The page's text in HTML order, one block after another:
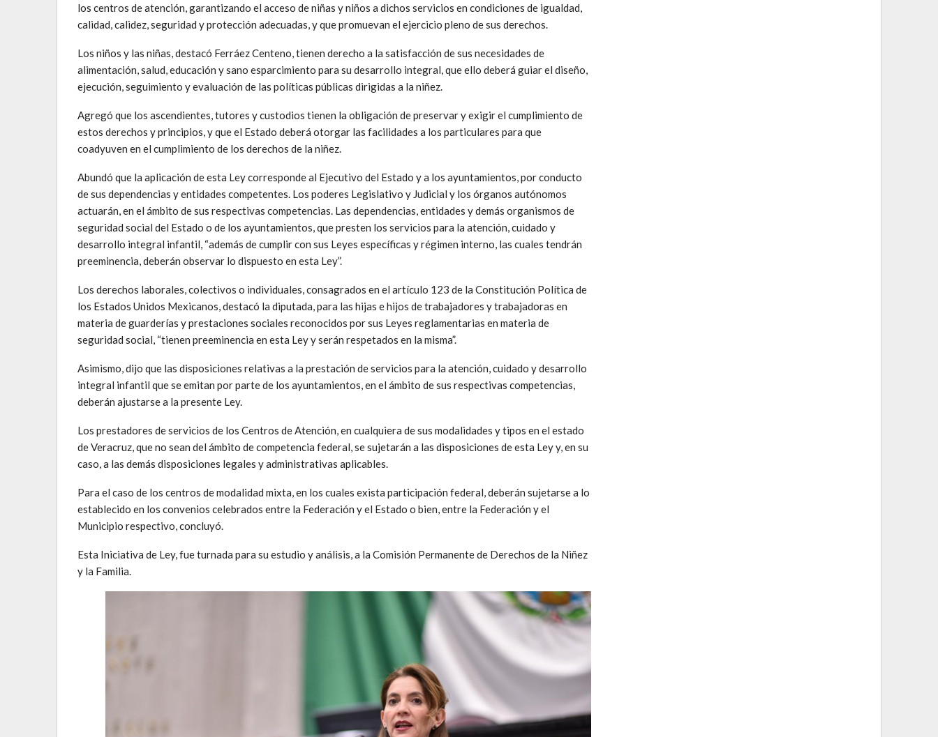
los centros de atención, garantizando el acceso de niñas y niños a dichos servicios en condiciones de igualdad,
calidad, calidez, seguridad y protección adecuadas, y que promuevan el ejercicio pleno de sus derechos.
Los niños y las niñas, destacó Ferráez Centeno, tienen derecho a la satisfacción de sus necesidades de
alimentación, salud, educación y sano esparcimiento para su desarrollo integral, que ello deberá guiar el diseño,
ejecución, seguimiento y evaluación de las políticas públicas dirigidas a la niñez.
Agregó que los ascendientes, tutores y custodios tienen la obligación de preservar y exigir el cumplimiento de
estos derechos y principios, y que el Estado deberá otorgar las facilidades a los particulares para que
coadyuven en el cumplimiento de los derechos de la niñez.
Abundó que la aplicación de esta Ley corresponde al Ejecutivo del Estado y a los ayuntamientos, por conducto
de sus dependencias y entidades competentes. Los poderes Legislativo y Judicial y los órganos autónomos
actuarán, en el ámbito de sus respectivas competencias. Las dependencias, entidades y demás organismos de
seguridad social del Estado o de los ayuntamientos, que presten los servicios para la atención, cuidado y
desarrollo integral infantil, “además de cumplir con sus Leyes específicas y régimen interno, las cuales tendrán
preeminencia, deberán observar lo dispuesto en esta Ley”.
Los derechos laborales, colectivos o individuales, consagrados en el artículo 123 de la Constitución Política de
los Estados Unidos Mexicanos, destacó la diputada, para las hijas e hijos de trabajadores y trabajadoras en
materia de guarderías y prestaciones sociales reconocidos por sus Leyes reglamentarias en materia de
seguridad social, “tienen preeminencia en esta Ley y serán respetados en la misma”.
Asimismo, dijo que las disposiciones relativas a la prestación de servicios para la atención, cuidado y desarrollo
integral infantil que se emitan por parte de los ayuntamientos, en el ámbito de sus respectivas competencias,
deberán ajustarse a la presente Ley.
Los prestadores de servicios de los Centros de Atención, en cualquiera de sus modalidades y tipos en el estado
de Veracruz, que no sean del ámbito de competencia federal, se sujetarán a las disposiciones de esta Ley y, en su
caso, a las demás disposiciones legales y administrativas aplicables.
Para el caso de los centros de modalidad mixta, en los cuales exista participación federal, deberán sujetarse a lo
establecido en los convenios celebrados entre la Federación y el Estado o bien, entre la Federación y el
Municipio respectivo, concluyó.
Esta Iniciativa de Ley, fue turnada para su estudio y análisis, a la Comisión Permanente de Derechos de la Niñez
y la Familia.